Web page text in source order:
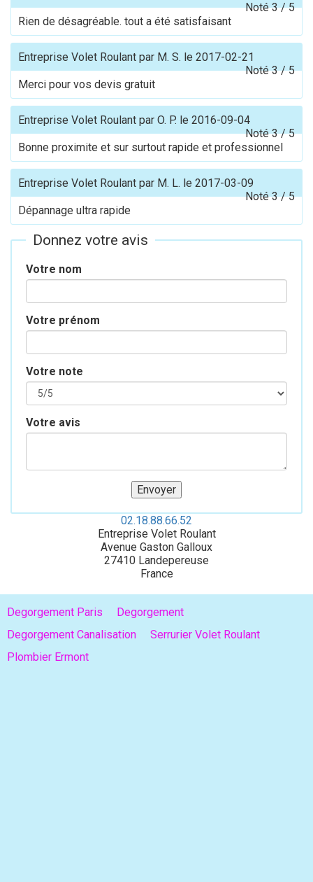
Noté3/5
Rien de désagréable. tout a été satisfaisant
Entreprise Volet Roulant par M. S. le 2017-02-21
Noté3/5
Merci pour vos devis gratuit
Entreprise Volet Roulant par O. P. le 2016-09-04
Noté3/5
Bonne proximite et sur surtout rapide et professionnel
Entreprise Volet Roulant par M. L. le 2017-03-09
Noté3/5
Dépannage ultra rapide
Donnez votre avis
Votre nom
Votre prénom
Votre note
Votre avis
02.18.88.66.52
Entreprise Volet Roulant
Avenue Gaston Galloux
27410 Landepereuse
France
Degorgement Paris
Degorgement
Degorgement Canalisation
Serrurier Volet Roulant
Plombier Ermont